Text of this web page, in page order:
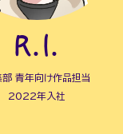
R.I.
部 青年向け作品担当
2022年入社